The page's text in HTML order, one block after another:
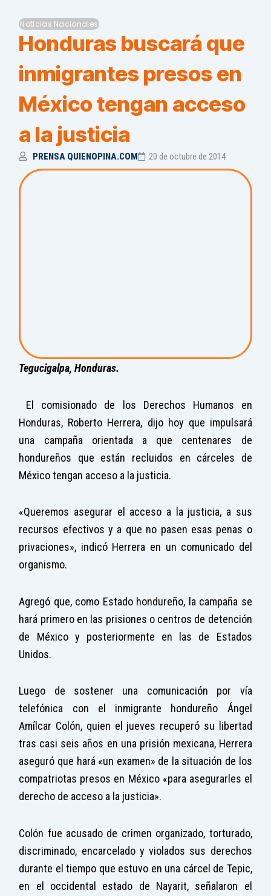
Noticias Nacionales
Honduras buscará que
inmigrantes presos en
México tengan acceso
a la justicia
PRENSA QUIENOPINA.COM 20 de octubre de 2014
Tegucigalpa, Honduras.
El comisionado de los Derechos Humanos en
Honduras, Roberto Herrera, dijo hoy que impulsará
una campaña orientada a que centenares de
hondureños que están recluidos en cárceles de
México tengan acceso a la justicia.
«Queremos asegurar el acceso a la justicia, a sus
recursos efectivos y a que no pasen esas penas o
privaciones», indicó Herrera en un comunicado del
organismo.
Agregó que, como Estado hondureño, la campaña se
hará primero en las prisiones o centros de detención
de México y posteriormente en las de Estados
Unidos.
Luego de sostener una comunicación por vía
telefónica con el inmigrante hondureño Ángel
Amílcar Colón, quien el jueves recuperó su libertad
tras casi seis años en una prisión mexicana, Herrera
aseguró que hará «un examen» de la situación de los
compatriotas presos en México «para asegurarles el
derecho de acceso a la justicia».
Colón fue acusado de crimen organizado, torturado,
discriminado, encarcelado y violados sus derechos
durante el tiempo que estuvo en una cárcel de Tepic,
en el occidental estado de Nayarit, señalaron el